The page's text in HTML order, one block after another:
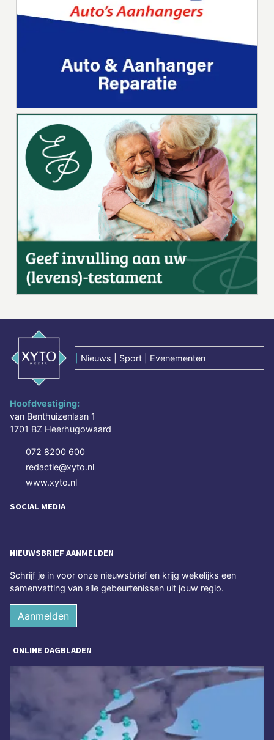
Nieuws | Sport | Evenementen
Hoofdvestiging:
van Benthuizenlaan 1
1701 BZ Heerhugowaard
072 8200 600
redactie@xyto.nl
www.xyto.nl
SOCIAL MEDIA
NIEUWSBRIEF AANMELDEN
Schrijf je in voor onze nieuwsbrief en krijg wekelijks een
samenvatting van alle gebeurtenissen uit jouw regio.
Aanmelden
ONLINE DAGBLADEN